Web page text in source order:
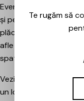
Evenimentele sunt
și pentru cei care vor
plăcută între prieteni,
afle mai multe despre
spatele lor.
Vezi evenimentele
un loc la următoarea
Te rugăm să